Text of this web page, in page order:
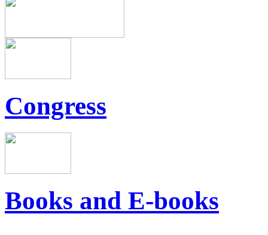
Congress
Books and E-books